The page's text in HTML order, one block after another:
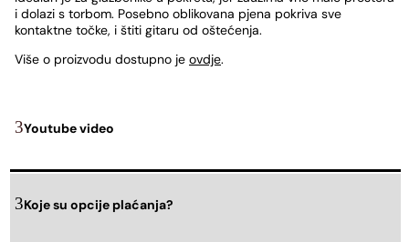
i dolazi s torbom. Posebno oblikovana pjena pokriva sve
kontaktne točke, i štiti gitaru od oštećenja.
Više o proizvodu dostupno je ovdje.
Youtube video
Koje su opcije plaćanja?